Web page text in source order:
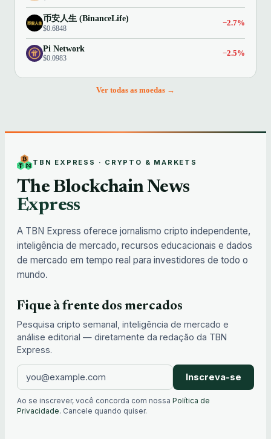
币安人生 (BinanceLife)
$0.6848
−2.7%
Pi Network
$0.0983
−2.5%
Ver todas as moedas →
TBN EXPRESS · CRYPTO & MARKETS
The Blockchain News
Express
A TBN Express oferece jornalismo cripto independente,
inteligência de mercado, recursos educacionais e dados
de mercado em tempo real para investidores de todo o
mundo.
Fique à frente dos mercados
Pesquisa cripto semanal, inteligência de mercado e
análise editorial — diretamente da redação da TBN
Express.
Inscreva-se
Ao se inscrever, você concorda com nossa Política de
Privacidade. Cancele quando quiser.